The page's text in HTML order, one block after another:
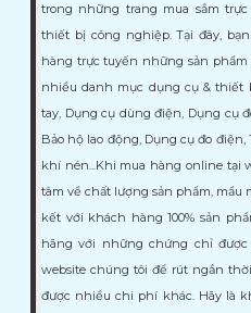
trong những trang mua sắm
thiết bị công nghiệp. Tại đây,
hàng trực tuyến những sản
nhiều danh mục dụng cụ & thiết
tay, Dụng cụ dùng điện, Dụng cụ
Bảo hộ lao động, Dụng cụ đo
khí nén...Khi mua hàng online tại
tâm về chất lượng sản phẩm, mẩu
kết với khách hàng 100% sản
hãng với những chứng chỉ
website chúng tôi để rút ngắn
được nhiều chi phí khác. Hãy là